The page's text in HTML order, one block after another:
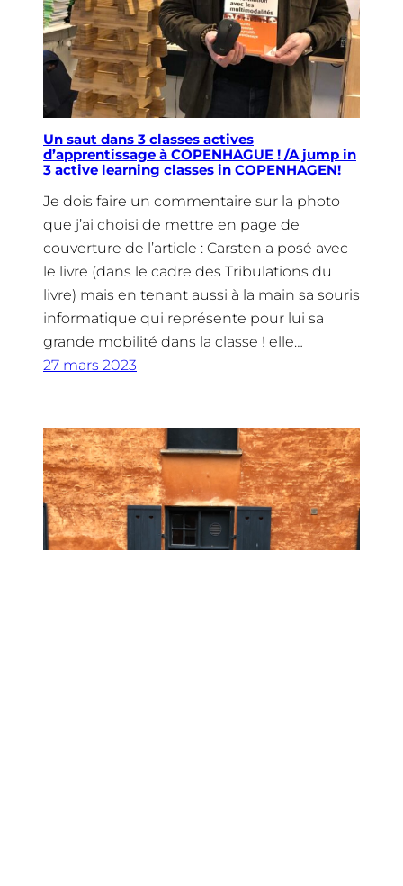
Un saut dans 3 classes actives
d’apprentissage à COPENHAGUE ! /A jump in
3 active learning classes in COPENHAGEN!
Je dois faire un commentaire sur la photo
que j’ai choisi de mettre en page de
couverture de l’article : Carsten a posé avec
le livre (dans le cadre des Tribulations du
livre) mais en tenant aussi à la main sa souris
informatique qui représente pour lui sa
grande mobilité dans la classe ! elle…
27 mars 2023